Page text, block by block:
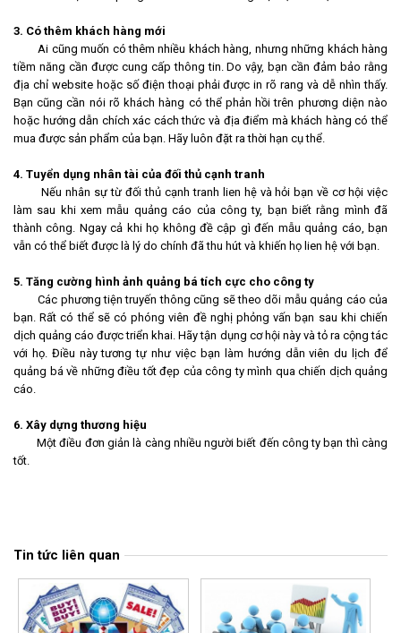
3. Có thêm khách hàng mới
Ai cũng muốn có thêm nhiều khách hàng, nhưng những khách hàng
tiềm năng cần được cung cấp thông tin. Do vậy, bạn cần đảm bảo rằng
địa chỉ website hoặc số điện thoại phải được in rõ rang và dễ nhìn thấy.
Bạn cũng cần nói rõ khách hàng có thể phản hồi trên phương diện nào
hoặc hướng dẫn chích xác cách thức và địa điểm mà khách hàng có thể
mua được sản phẩm của bạn. Hãy luôn đặt ra thời hạn cụ thể.
4. Tuyển dụng nhân tài của đối thủ cạnh tranh
Nếu nhân sự từ đối thủ cạnh tranh lien hệ và hỏi bạn về cơ hội việc
làm sau khi xem mẫu quảng cáo của công ty, bạn biết rằng mình đã
thành công. Ngay cả khi họ không đề cập gì đến mẫu quảng cáo, bạn
vẫn có thể biết được là lý do chính đã thu hút và khiến họ lien hệ với bạn.
5. Tăng cường hình ảnh quảng bá tích cực cho công ty
Các phương tiện truyến thông cũng sẽ theo dõi mẫu quảng cáo của
bạn. Rất có thể sẽ có phóng viên đề nghị phỏng vấn bạn sau khi chiến
dịch quảng cáo được triển khai. Hãy tận dụng cơ hội này và tỏ ra cộng tác
với họ. Điều này tương tự như việc bạn làm hướng dẫn viên du lịch để
quảng bá về những điều tốt đẹp của công ty mình qua chiến dịch quảng
cáo.
6. Xây dựng thương hiệu
Một điều đơn giản là càng nhiều người biết đến công ty bạn thì càng
tốt.
Tin tức liên quan